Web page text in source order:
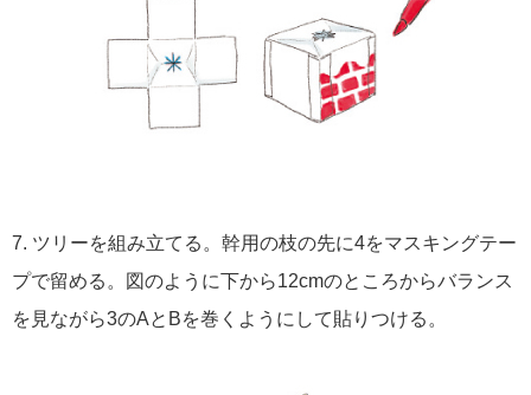
7. ツリーを組み立てる。幹用の枝の先に4をマスキングテー
プで留める。図のように下から12cmのところからバランス
を見ながら3のAとBを巻くようにして貼りつける。